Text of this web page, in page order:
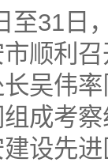
至31日
顺利
吴伟
成考
设先